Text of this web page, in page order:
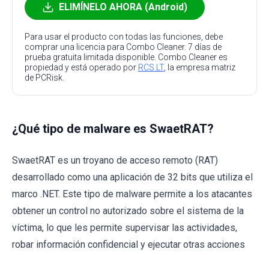
ELIMÍNELO AHORA (Android)
Para usar el producto con todas las funciones, debe
comprar una licencia para Combo Cleaner. 7 días de
prueba gratuita limitada disponible. Combo Cleaner es
propiedad y está operado por RCS LT, la empresa matriz
de PCRisk.
¿Qué tipo de malware es SwaetRAT?
SwaetRAT es un troyano de acceso remoto (RAT)
desarrollado como una aplicación de 32 bits que utiliza el
marco .NET. Este tipo de malware permite a los atacantes
obtener un control no autorizado sobre el sistema de la
víctima, lo que les permite supervisar las actividades,
robar información confidencial y ejecutar otras acciones